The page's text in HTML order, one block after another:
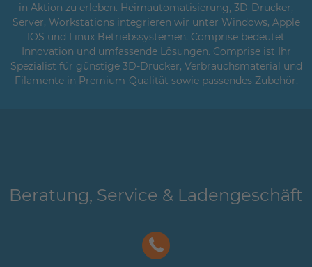
in Aktion zu erleben. Heimautomatisierung, 3D-Drucker,
Server, Workstations integrieren wir unter Windows, Apple
IOS und Linux Betriebssystemen. Comprise bedeutet
Innovation und umfassende Lösungen. Comprise ist Ihr
Spezialist für günstige 3D-Drucker, Verbrauchsmaterial und
Filamente in Premium-Qualität sowie passendes Zubehör.
Beratung, Service & Ladengeschäft